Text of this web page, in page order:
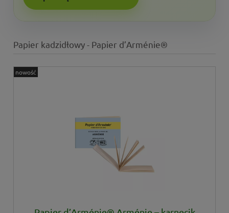
Papier kadzidłowy - Papier d’Arménie®
nowość